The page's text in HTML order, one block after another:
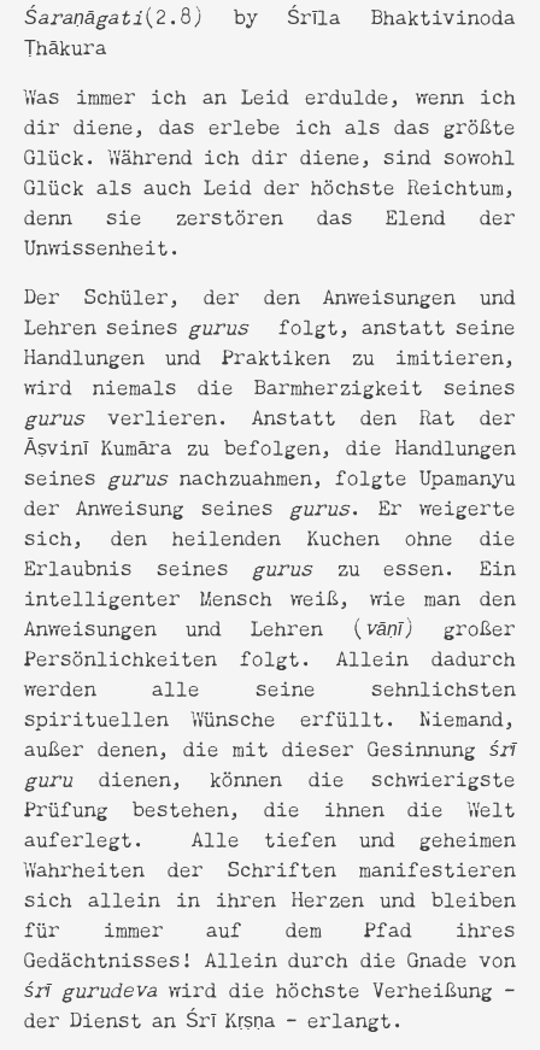
Śaraṇāgati(2.8) by Śrīla Bhaktivinoda
Ṭhākura
Was immer ich an Leid erdulde, wenn ich
dir diene, das erlebe ich als das größte
Glück. Während ich dir diene, sind sowohl
Glück als auch Leid der höchste Reichtum,
denn sie zerstören das Elend der
Unwissenheit.
Der Schüler, der den Anweisungen und
Lehren seines gurusfolgt, anstatt seine
Handlungen und Praktiken zu imitieren,
wird niemals die Barmherzigkeit seines
gurusverlieren. Anstatt den Rat der
Āṣvinī Kumāra zu befolgen, die Handlungen
seines gurusnachzuahmen, folgte Upamanyu
der Anweisung seines gurus. Er weigerte
sich, den heilenden Kuchen ohne die
Erlaubnis seines guruszu essen. Ein
intelligenter Mensch weiß, wie man den
Anweisungen und Lehren ( vāṇī) großer
Persönlichkeiten folgt. Allein dadurch
werden alle seine sehnlichsten
spirituellen Wünsche erfüllt. Niemand,
außer denen, die mit dieser Gesinnung śrī
gurudienen, können die schwierigste
Prüfung bestehen, die ihnen die Welt
auferlegt. Alle tiefen und geheimen
Wahrheiten der Schriften manifestieren
sich allein in ihren Herzen und bleiben
für immer auf dem Pfad ihres
Gedächtnisses! Allein durch die Gnade von
śrī gurudevawird die höchste Verheißung -
der Dienst an Śrī Kṛṣṇa - erlangt.